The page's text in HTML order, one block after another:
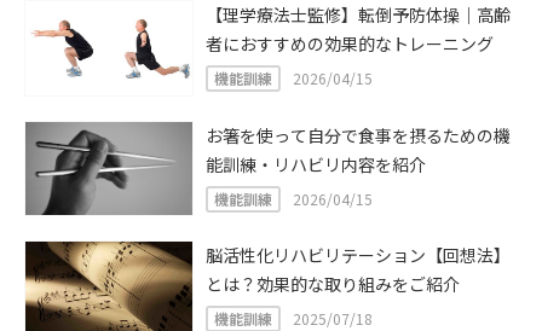
【理学療法士監修】転倒予防体操｜高齢
者におすすめの効果的なトレーニング
機能訓練 2026/04/15
お箸を使って自分で食事を摂るための機
能訓練・リハビリ内容を紹介
機能訓練 2026/04/15
脳活性化リハビリテーション【回想法】
とは？効果的な取り組みをご紹介
機能訓練 2025/07/18